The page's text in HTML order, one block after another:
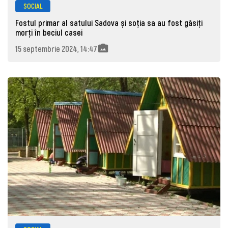
SOCIAL
Fostul primar al satului Sadova și soția sa au fost găsiți
morţi în beciul casei
15 septembrie 2024, 14:47